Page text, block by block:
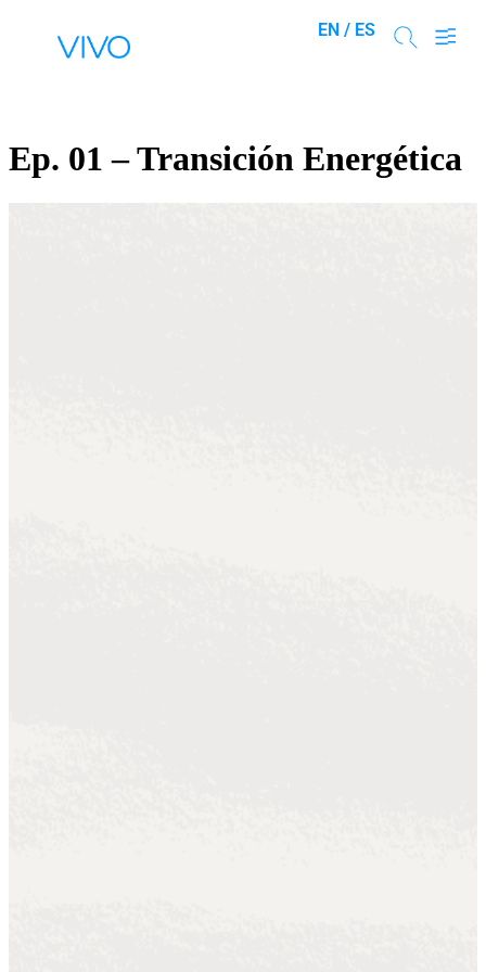
EN / ES
Ep. 01 – Transición Energética